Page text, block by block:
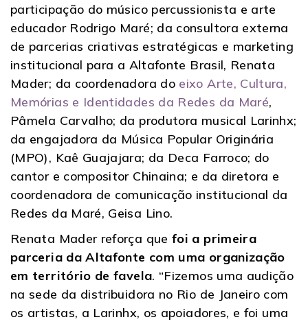
participação do músico percussionista e arte
educador Rodrigo Maré; da consultora externa
de parcerias criativas estratégicas e marketing
institucional para a Altafonte Brasil, Renata
Mader; da coordenadora do eixo Arte, Cultura,
Memórias e Identidades da Redes da Maré,
Pâmela Carvalho; da produtora musical Larinhx;
da engajadora da Música Popular Originária
(MPO), Kaê Guajajara; da Deca Farroco; do
cantor e compositor Chinaina; e da diretora e
coordenadora de comunicação institucional da
Redes da Maré, Geisa Lino.
Renata Mader reforça que foi a primeira
parceria da Altafonte com uma organização
em território de favela. “Fizemos uma audição
na sede da distribuidora no Rio de Janeiro com
os artistas, a Larinhx, os apoiadores, e foi uma